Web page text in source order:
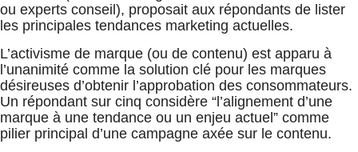
ou experts conseil), proposait aux répondants de lister
les principales tendances marketing actuelles.
L’activisme de marque (ou de contenu) est apparu à
l’unanimité comme la solution clé pour les marques
désireuses d’obtenir l’approbation des consommateurs.
Un répondant sur cinq considère “l’alignement d’une
marque à une tendance ou un enjeu actuel” comme
pilier principal d’une campagne axée sur le contenu.